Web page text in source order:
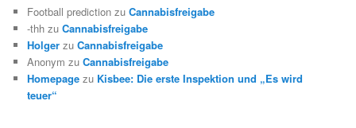
Football prediction zuCannabisfreigabe
-thh zuCannabisfreigabe
Holger zuCannabisfreigabe
Anonym zuCannabisfreigabe
Homepage zu Kisbee: Die erste Inspektion und „Es wird
teuer“